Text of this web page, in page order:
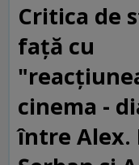
Critica de
faţă cu
cinema -
între Alex.